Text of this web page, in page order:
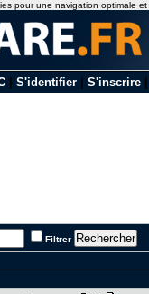
S'identifier S'inscrire
Filtrer
pour une navigation optimale